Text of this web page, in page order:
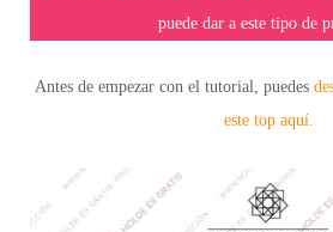
puede dar a este tipo de
Antes de empezar con el tutorial, puedes
este top aquí.